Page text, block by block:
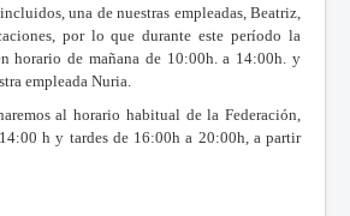
una de nuestras empleadas, Beatriz,
por lo que durante este período la
horario de mañana de 10:00h. a 14:00h. y
empleada Nuria.
al horario habitual de la Federación,
h y tardes de 16:00h a 20:00h, a partir